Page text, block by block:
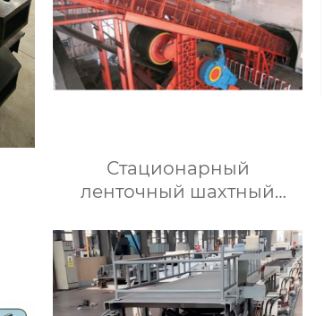
Стационарный
ленточный шахтный
углом наклона